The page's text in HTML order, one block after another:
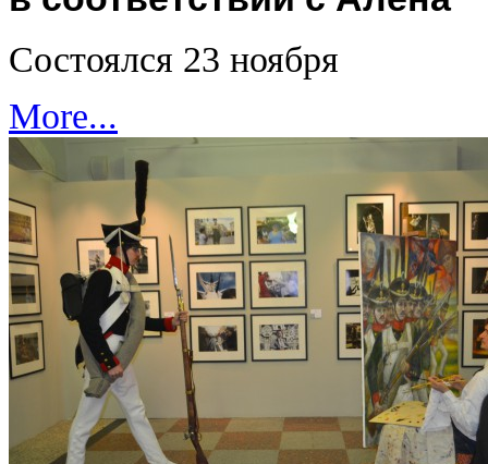
Состоялся 23 ноября
More...